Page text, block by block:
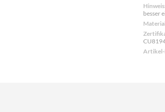
Hinweis:
besser
Artikel-